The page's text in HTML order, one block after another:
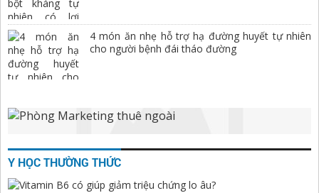
4 món ăn nhẹ hỗ trợ hạ đường huyết tự nhiên
cho người bệnh đái tháo đường
Y HỌC THƯỜNG THỨC